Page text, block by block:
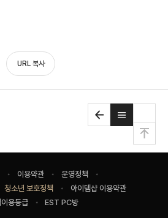
URL 복사
맨
위
로
이용약관
운영정책
청소년 보호정책
아이템샵 이용약관
용등급
EST PC방